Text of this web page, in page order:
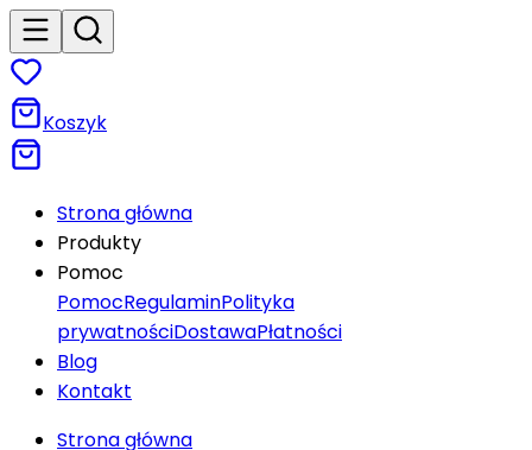
Koszyk
Strona główna
Produkty
Pomoc
PomocRegulaminPolityka
prywatnościDostawaPłatności
Blog
Kontakt
Strona główna